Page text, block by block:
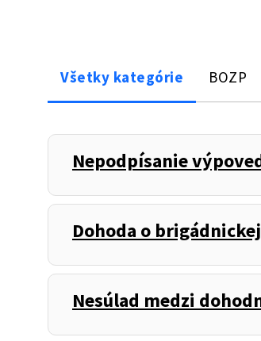
Všetky kategórie BOZP
Nepodpísanie
Dohoda o
Nesúlad medzi